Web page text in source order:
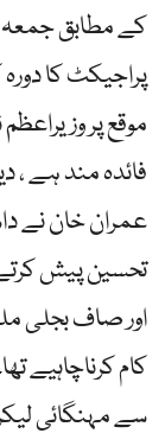
کے مطابق جمعہ
پراجیکٹ کا دورہ
موقع پر
فائدہ مند ہے ،
عمران خان نے
تحسین پیش
اور صاف بجلی
کام کرناچاہیے
سے مہنگائی